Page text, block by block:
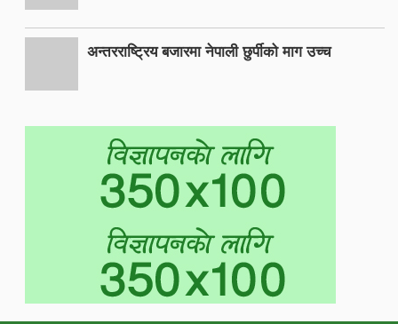
अन्तरराष्ट्रिय बजारमा नेपाली छुर्पीको माग उच्च